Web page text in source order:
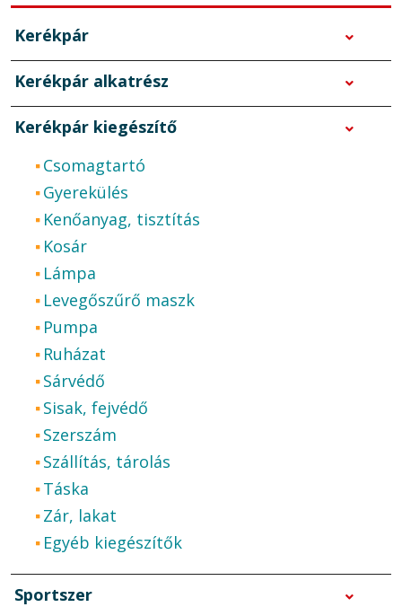
Kerékpár
Kerékpár alkatrész
Kerékpár kiegészítő
Csomagtartó
Gyerekülés
Kenőanyag, tisztítás
Kosár
Lámpa
Levegőszűrő maszk
Pumpa
Ruházat
Sárvédő
Sisak, fejvédő
Szerszám
Szállítás, tárolás
Táska
Zár, lakat
Egyéb kiegészítők
Sportszer